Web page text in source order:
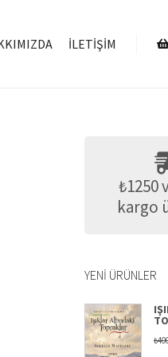
İLETIŞIM
₺1250
kargo
YENI ÜRÜNLER
₺